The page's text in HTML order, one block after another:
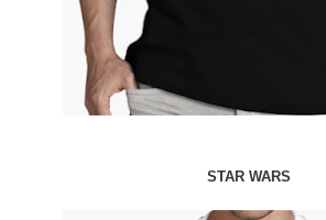
STAR WARS